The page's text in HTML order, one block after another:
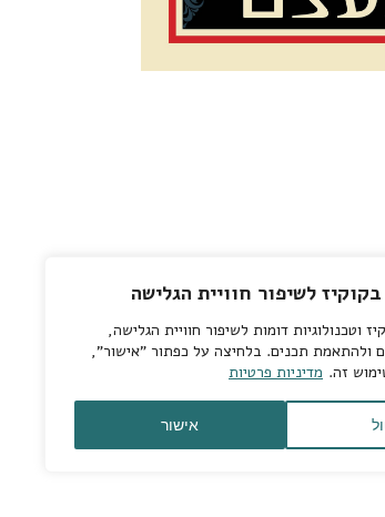
לשיפור חוויית הגלישה
דומות לשיפור חוויית הגלישה,
ולהתאמת תכנים. בלחיצה על כפתור "אישור",
זה. מדיניות פרטיות
אישור